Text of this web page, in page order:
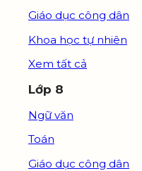
Giáo dục công dân
Khoa học tự nhiên
Xem tất cả
Lớp 8
Ngữ văn
Toán
Giáo dục công dân